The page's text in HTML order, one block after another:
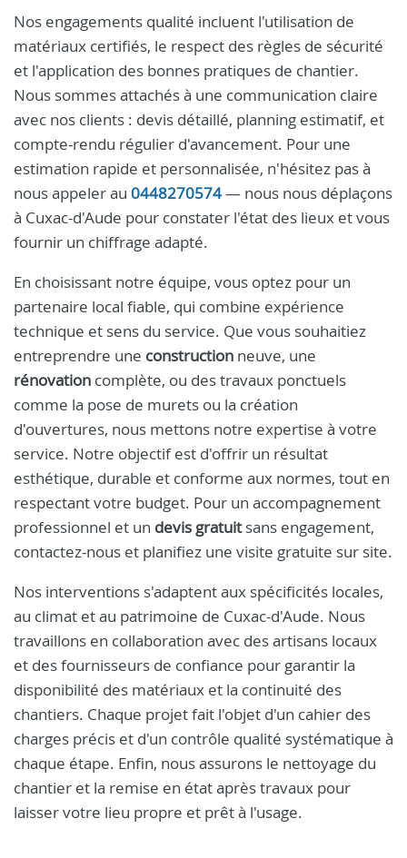
Nos engagements qualité incluent l'utilisation de
matériaux certifiés, le respect des règles de sécurité
et l'application des bonnes pratiques de chantier.
Nous sommes attachés à une communication claire
avec nos clients : devis détaillé, planning estimatif, et
compte-rendu régulier d'avancement. Pour une
estimation rapide et personnalisée, n'hésitez pas à
nous appeler au 0448270574— nous nous déplaçons
à Cuxac-d'Aude pour constater l'état des lieux et vous
fournir un chiffrage adapté.
En choisissant notre équipe, vous optez pour un
partenaire local fiable, qui combine expérience
technique et sens du service. Que vous souhaitiez
entreprendre une construction neuve, une
rénovation complète, ou des travaux ponctuels
comme la pose de murets ou la création
d'ouvertures, nous mettons notre expertise à votre
service. Notre objectif est d'offrir un résultat
esthétique, durable et conforme aux normes, tout en
respectant votre budget. Pour un accompagnement
professionnel et un devis gratuitsans engagement,
contactez-nous et planifiez une visite gratuite sur site.
Nos interventions s'adaptent aux spécificités locales,
au climat et au patrimoine de Cuxac-d'Aude. Nous
travaillons en collaboration avec des artisans locaux
et des fournisseurs de confiance pour garantir la
disponibilité des matériaux et la continuité des
chantiers. Chaque projet fait l'objet d'un cahier des
charges précis et d'un contrôle qualité systématique à
chaque étape. Enfin, nous assurons le nettoyage du
chantier et la remise en état après travaux pour
laisser votre lieu propre et prêt à l'usage.